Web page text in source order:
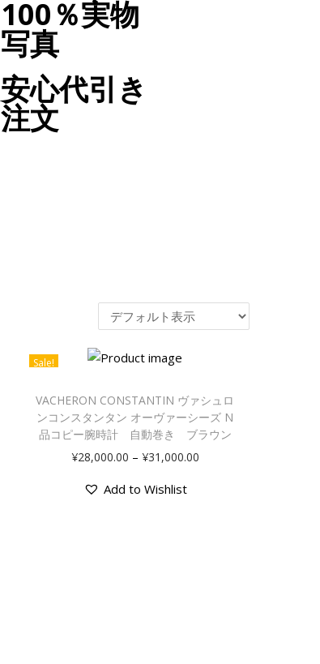
100％実物
写真
安心代引き
注文
Sale!
VACHERON CONSTANTIN ヴァシュロ
ンコンスタンタン オーヴァーシーズ N
品コピー腕時計 自動巻き ブラウン
¥28,000.00 – ¥31,000.00
Add to Wishlist